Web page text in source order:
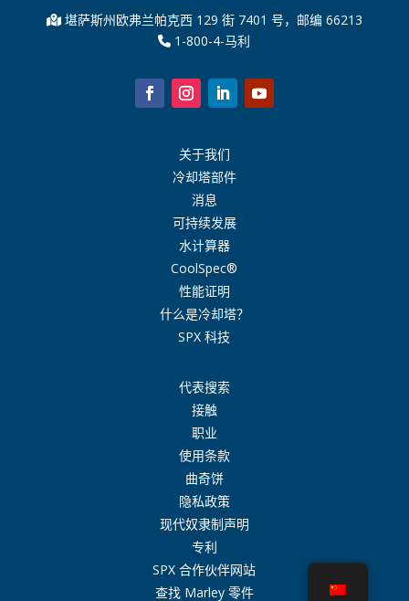
堪萨斯州欧弗兰帕克西 129 街 7401 号，邮编 66213
1-800-4-马利
关于我们
冷却塔部件
消息
可持续发展
水计算器
CoolSpec®
性能证明
什么是冷却塔？
SPX 科技
代表搜索
接触
职业
使用条款
曲奇饼
隐私政策
现代奴隶制声明
专利
SPX 合作伙伴网站
查找 Marley 零件